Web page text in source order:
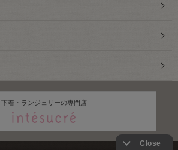
下着・ランジェリーの専門店